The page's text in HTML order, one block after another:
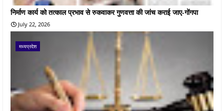
निर्माण कार्य को तत्काल प्रभाव से रुकवाकर गुणवत्ता की जांच कराई जाए-गोंगपा
July 22, 2026
मध्यप्रदेश